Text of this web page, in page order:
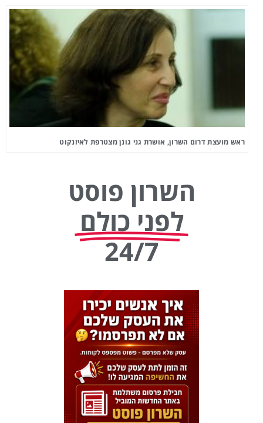
ראש מועצת דרום השרון, אושרת גני גונן מצטרפת לאיזנקוט
השרון פוסט
לפני כולם
24/7